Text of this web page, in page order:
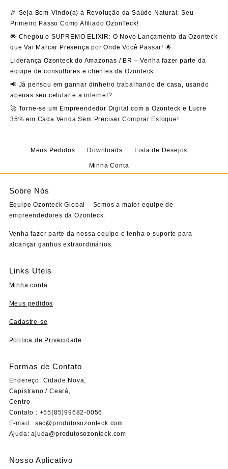
🎉 Seja Bem-Vindo(a) à Revolução da Saúde Natural: Seu
Primeiro Passo Como Afiliado OzonTeck!
🌟 Chegou o SUPREMO ELIXIR: O Novo Lançamento da Ozonteck
que Vai Marcar Presença por Onde Você Passar! 🌟
Liderança Ozonteck do Amazonas / BR – Venha fazer parte da
equipe de consultores e clientes da Ozonteck
📢 Já pensou em ganhar dinheiro trabalhando de casa, usando
apenas seu celular e a internet?
🚀 Torne-se um Empreendedor Digital com a Ozonteck e Lucre
35% em Cada Venda Sem Precisar Comprar Estoque!
Meus Pedidos Downloads Lista de Desejos
Minha Conta
Sobre Nós
Equipe Ozonteck Global – Somos a maior equipe de
empreendedores da Ozonteck.
Venha fazer parte da nossa equipe e tenha o suporte para
alcançar ganhos extraordinários.
Links Uteis
Minha conta
Meus pedidos
Cadastre-se
Politica de Privacidade
Formas de Contato
Endereço: Cidade Nova,
Capistrano / Ceará,
Centro
Contato : +55(85)99682-0056
E-mail : sac@produtosozonteck.com
Ajuda:ajuda@produtosozonteck.com
Nosso Aplicativo